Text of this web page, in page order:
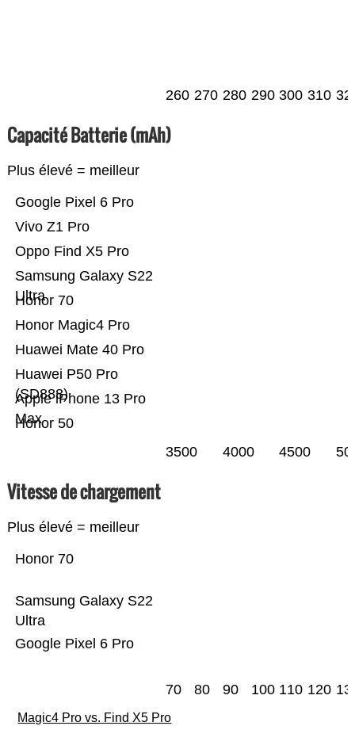
260 270 280 290 300 310
Capacité Batterie (mAh)
Plus élevé = meilleur
Honor 50
Apple iPhone 13 Pro
Max
Huawei P50 Pro
(SD888)
Huawei Mate 40 Pro
Honor Magic4 Pro
Honor 70
Samsung Galaxy S22
Ultra
Oppo Find X5 Pro
Vivo Z1 Pro
Google Pixel 6 Pro
3500 4000 4500
Vitesse de chargement
Plus élevé = meilleur
Google Pixel 6 Pro
Samsung Galaxy S22
Ultra
Honor 70
70 80 90 100 110 120
Magic4 Pro vs. Find X5 Pro